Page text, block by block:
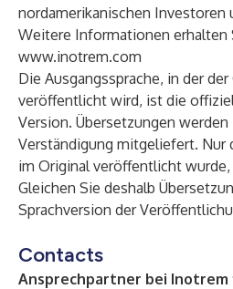
nordamerikanischen Investoren
Weitere Informationen erhalten
www.inotrem.com
Die Ausgangssprache, in der
veröffentlicht wird, ist die
Version. Übersetzungen werden
Verständigung mitgeliefert. Nur
im Original veröffentlicht
Gleichen Sie deshalb
Sprachversion der
Contacts
Ansprechpartner bei Inotrem